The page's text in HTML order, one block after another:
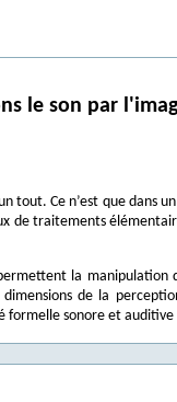
le son par
tout. Ce n’est que
de traitements
la
de la
formelle sonore et auditive